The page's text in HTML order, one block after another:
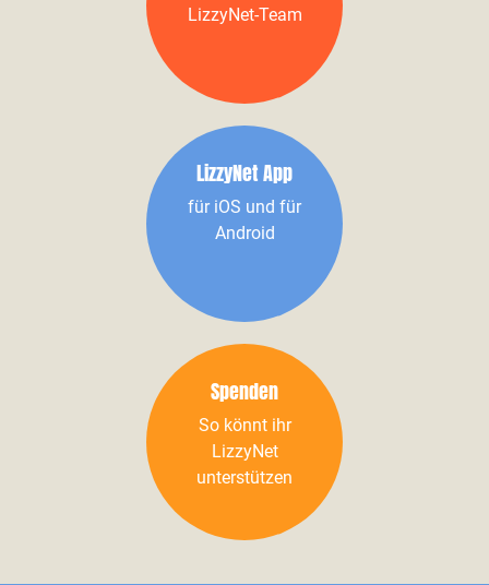
LizzyNet-Team
LizzyNet App
für iOS und für
Android
Spenden
So könnt ihr
LizzyNet
unterstützen